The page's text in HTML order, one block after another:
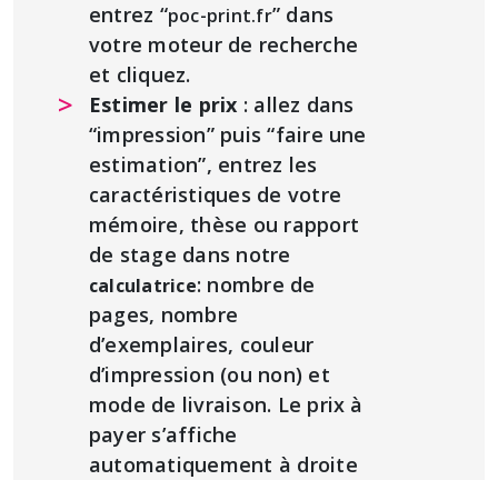
entrez “poc-print.fr” dans
votre moteur de recherche
et cliquez.
Estimer le prix : allez dans
“impression” puis “faire une
estimation”, entrez les
caractéristiques de votre
mémoire, thèse ou rapport
de stage dans notre
calculatrice: nombre de
pages, nombre
d’exemplaires, couleur
d’impression (ou non) et
mode de livraison. Le prix à
payer s’affiche
automatiquement à droite